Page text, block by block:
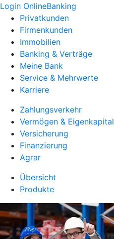
Login OnlineBanking
Privatkunden
Firmenkunden
Immobilien
Banking & Verträge
Meine Bank
Service & Mehrwerte
Karriere
Zahlungsverkehr
Vermögen & Eigenkapital
Versicherung
Finanzierung
Agrar
Übersicht
Produkte